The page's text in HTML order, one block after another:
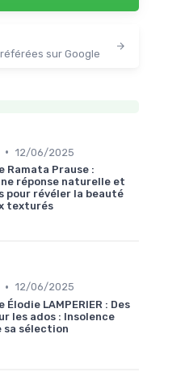
sur Google
• 12/06/2025
Ramata Prause :
réponse naturelle et
pour révéler la beauté
texturés
• 12/06/2025
LAMPERIER : Des
les ados : Insolence
sa sélection